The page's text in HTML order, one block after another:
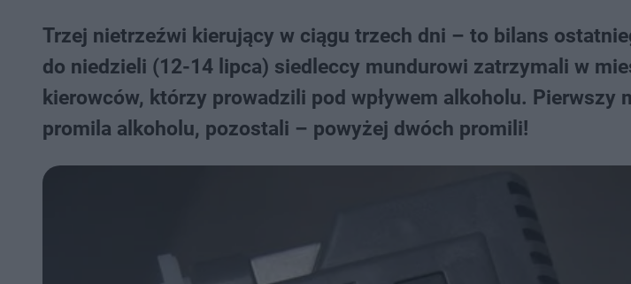
Trzej nietrzeźwi kierujący w ciągu trzech dni – to bilans
do niedzieli (12-14 lipca) siedleccy mundurowi zatrzymali w
kierowców, którzy prowadzili pod wpływem alkoholu. Pierwszy
promila alkoholu, pozostali – powyżej dwóch promili!